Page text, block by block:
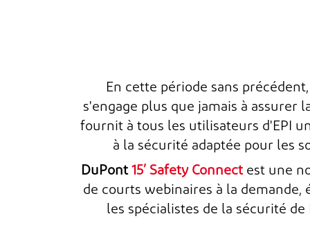
En cette période sans
s'engage plus que jamais à assurer
fournit à tous les utilisateurs d'EPI
à la sécurité adaptée pour les
DuPont 15’ Safety Connectest une
de courts webinaires à la demande,
les spécialistes de la sécurité de